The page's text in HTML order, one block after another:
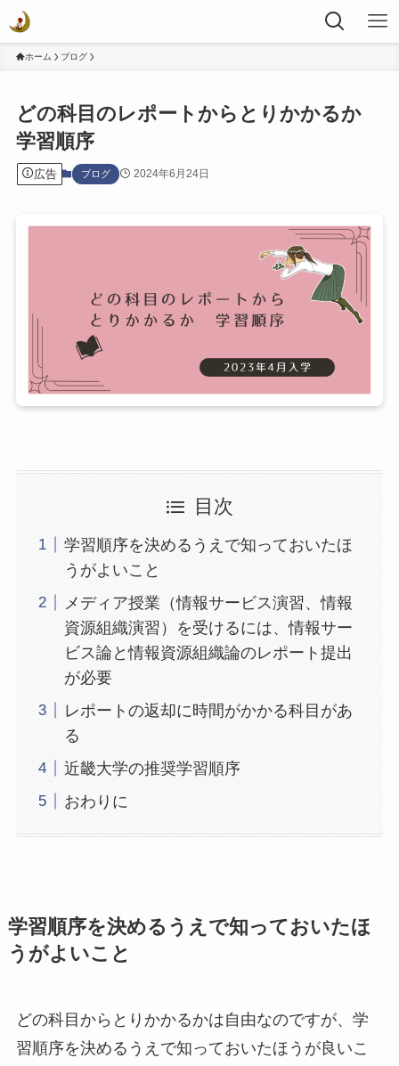
ホーム ブログ
どの科目のレポートからとりかかるか
学習順序
広告 ブログ 2024年6月24日
目次
学習順序を決めるうえで知っておいたほ
うがよいこと
メディア授業（情報サービス演習、情報
資源組織演習）を受けるには、情報サー
ビス論と情報資源組織論のレポート提出
が必要
レポートの返却に時間がかかる科目があ
る
近畿大学の推奨学習順序
おわりに
学習順序を決めるうえで知っておいたほ
うがよいこと
どの科目からとりかかるかは自由なのですが、学
習順序を決めるうえで知っておいたほうが良いこ